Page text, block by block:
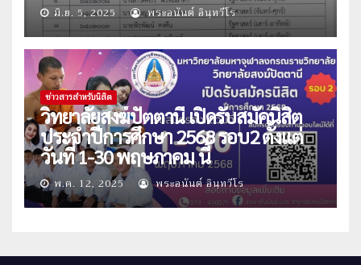
มิ.ย. 5, 2025 พระอนันต์ อินฺทวีโร
ข่าวสารสำหรับนิสิต
วิทยาลัยสงฆ์ปัตตานี เปิดรับสมัคนิสิต
ประจำปีการศึกษา 2568 รอบ2 ตั้งแต่
วันที่ 1-30 พฤษภาคม นี้
พ.ค. 12, 2025 พระอนันต์ อินฺทวีโร